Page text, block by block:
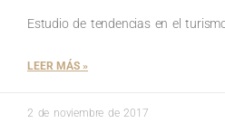
Estudio de tendencias en el
LEER MÁS »
2 de noviembre de 2017